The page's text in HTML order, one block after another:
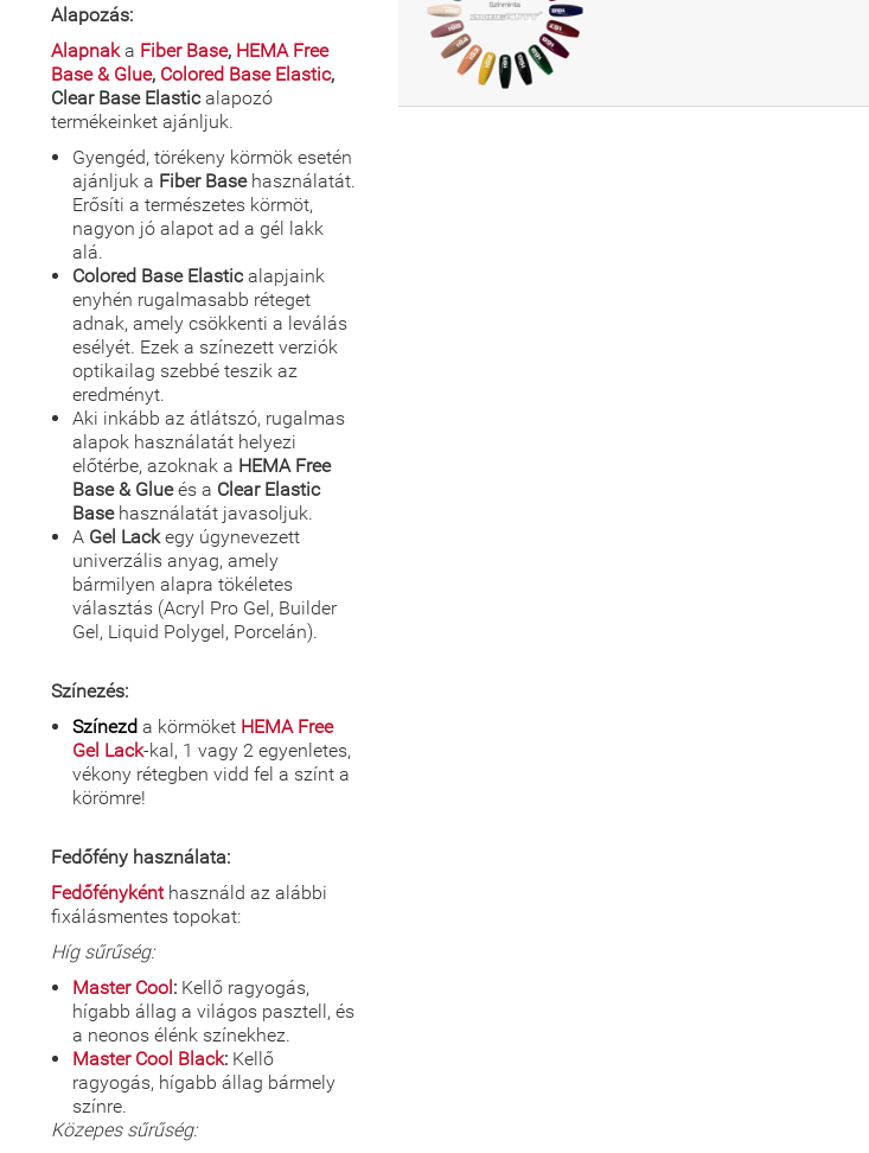
Alapozás:
Alapnaka Fiber Base, HEMA Free
Base & Glue, Colored Base Elastic,
Clear Base Elasticalapozó
termékeinket ajánljuk.
Gyengéd, törékeny körmök esetén
ajánljuk a Fiber Basehasználatát.
Erősíti a természetes körmöt,
nagyon jó alapot ad a gél lakk
alá.
Colored Base Elasticalapjaink
enyhén rugalmasabb réteget
adnak, amely csökkenti a leválás
esélyét. Ezek a színezett verziók
optikailag szebbé teszik az
eredményt.
Aki inkább az átlátszó, rugalmas
alapok használatát helyezi
előtérbe, azoknak a HEMA Free
Base & Glueés a Clear Elastic
Basehasználatát javasoljuk.
A Gel Lackegy úgynevezett
univerzális anyag, amely
bármilyen alapra tökéletes
választás (Acryl Pro Gel, Builder
Gel, Liquid Polygel, Porcelán).
Színezés:
Színezd a körmöket HEMA Free
Gel Lack-kal, 1 vagy 2 egyenletes,
vékony rétegben vidd fel a színt a
körömre!
Fedőfény használata:
Fedőfénykénthasználd az alábbi
fixálásmentes topokat:
Híg sűrűség:
Master Cool: Kellő ragyogás,
hígabb állag a világos pasztell, és
a neonos élénk színekhez.
Master Cool Black: Kellő
ragyogás, hígabb állag bármely
színre.
Közepes sűrűség: